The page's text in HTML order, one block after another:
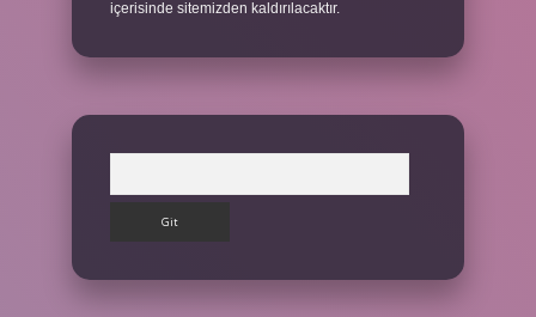
içerisinde sitemizden kaldırılacaktır.